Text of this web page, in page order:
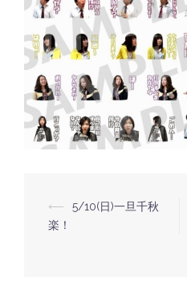
投
⟵
5/10(日)一旦千秋
楽！